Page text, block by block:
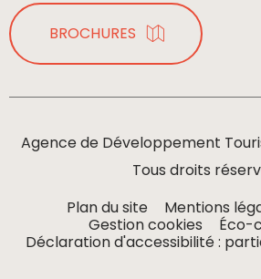
BROCHURES
Agence de Développement
Tous droits
Plan du site
Mentions
Gestion cookies
Éco-
Déclaration d'accessibilité :